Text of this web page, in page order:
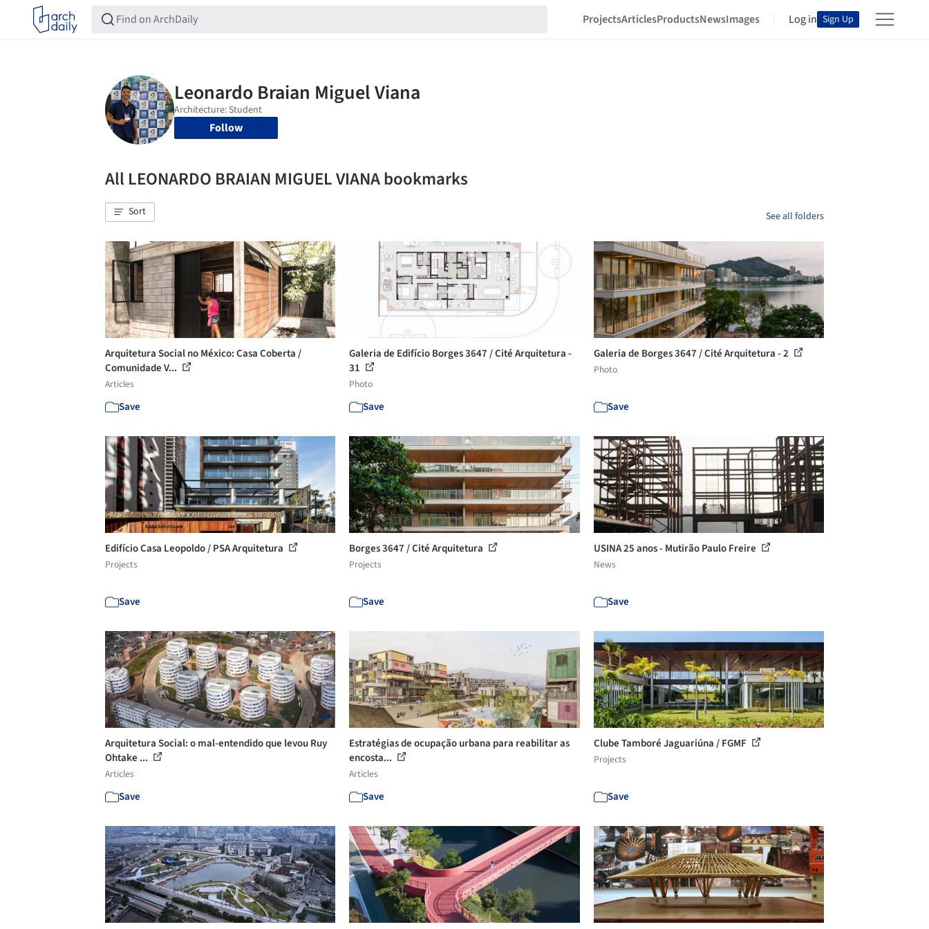
ProjectsArticlesProductsNewsImages Log in Sign Up
Follow
All LEONARDO BRAIAN MIGUEL VIANA bookmarks
Sort See all folders
Arquitetura Social no México: Casa Coberta /
Comunidade V...
Articles
Save
Galeria de Edifício Borges 3647 / Cité Arquitetura -
31
Photo
Save
Galeria de Borges 3647 / Cité Arquitetura - 2
Photo
Save
Edifício Casa Leopoldo / PSA Arquitetura
Projects
Save
Borges 3647 / Cité Arquitetura
Projects
Save
USINA 25 anos - Mutirão Paulo Freire
News
Save
Arquitetura Social: o mal-entendido que levou Ruy
Ohtake ...
Articles
Save
Estratégias de ocupação urbana para reabilitar as
encosta...
Articles
Save
Clube Tamboré Jaguariúna / FGMF
Projects
Save